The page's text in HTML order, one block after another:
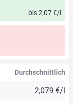
bis 2,07 €/l
Durchschnittlich
2,079 €/l